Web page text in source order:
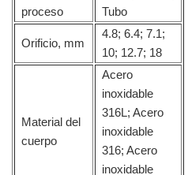
proceso
Tubo
Orificio, mm
4.8; 6.4; 7.1;
10; 12.7; 18
Material del
cuerpo
Acero
inoxidable
316L; Acero
inoxidable
316; Acero
inoxidable